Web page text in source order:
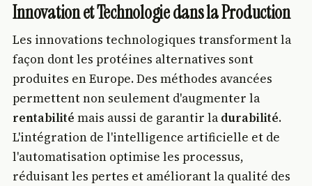
Innovation et Technologie dans la Production
Les innovations technologiques transforment la
façon dont les protéines alternatives sont
produites en Europe. Des méthodes avancées
permettent non seulement d'augmenter la
rentabilité mais aussi de garantir la durabilité.
L'intégration de l'intelligence artificielle et de
l'automatisation optimise les processus,
réduisant les pertes et améliorant la qualité des